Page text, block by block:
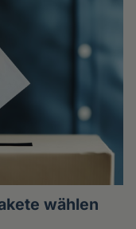
wählen